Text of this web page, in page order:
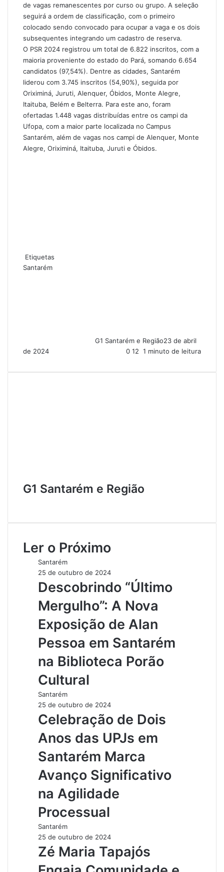
de vagas remanescentes por curso ou grupo. A seleção
seguirá a ordem de classificação, com o primeiro
colocado sendo convocado para ocupar a vaga e os dois
subsequentes integrando um cadastro de reserva.
O PSR 2024 registrou um total de 6.822 inscritos, com a
maioria proveniente do estado do Pará, somando 6.654
candidatos (97,54%). Dentre as cidades, Santarém
liderou com 3.745 inscritos (54,90%), seguida por
Oriximiná, Juruti, Alenquer, Óbidos, Monte Alegre,
Itaituba, Belém e Belterra. Para este ano, foram
ofertadas 1.448 vagas distribuídas entre os campi da
Ufopa, com a maior parte localizada no Campus
Santarém, além de vagas nos campi de Alenquer, Monte
Alegre, Oriximiná, Itaituba, Juruti e Óbidos.
Etiquetas
Santarém
G1 Santarém e Região23 de abril
de 2024
0 12 1 minuto de leitura
G1 Santarém e Região
b
i
tLer o Próximo
Santarém
25 de outubro de 2024
Descobrindo “Último
Mergulho”: A Nova
Exposição de Alan
Pessoa em Santarém
na Biblioteca Porão
Cultural
Santarém
25 de outubro de 2024
Celebração de Dois
Anos das UPJs em
Santarém Marca
Avanço Significativo
na Agilidade
Processual
Santarém
25 de outubro de 2024
Zé Maria Tapajós